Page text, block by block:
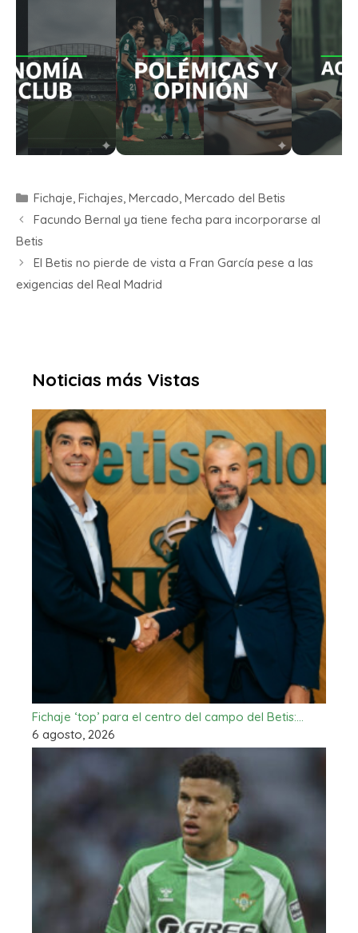
Fichaje, Fichajes, Mercado, Mercado del Betis
Facundo Bernal ya tiene fecha para incorporarse al
Betis
El Betis no pierde de vista a Fran García pese a las
exigencias del Real Madrid
Noticias más Vistas
Fichaje ‘top’ para el centro del campo del Betis:…
6 agosto, 2026